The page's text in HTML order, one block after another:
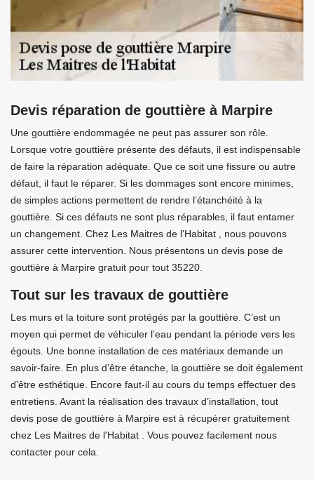
Devis réparation de gouttière à Marpire
Une gouttière endommagée ne peut pas assurer son rôle.
Lorsque votre gouttière présente des défauts, il est indispensable
de faire la réparation adéquate. Que ce soit une fissure ou autre
défaut, il faut le réparer. Si les dommages sont encore minimes,
de simples actions permettent de rendre l’étanchéité à la
gouttière. Si ces défauts ne sont plus réparables, il faut entamer
un changement. Chez Les Maitres de l'Habitat , nous pouvons
assurer cette intervention. Nous présentons un devis pose de
gouttière à Marpire gratuit pour tout 35220.
Tout sur les travaux de gouttière
Les murs et la toiture sont protégés par la gouttière. C’est un
moyen qui permet de véhiculer l’eau pendant la période vers les
égouts. Une bonne installation de ces matériaux demande un
savoir-faire. En plus d’être étanche, la gouttière se doit également
d’être esthétique. Encore faut-il au cours du temps effectuer des
entretiens. Avant la réalisation des travaux d’installation, tout
devis pose de gouttière à Marpire est à récupérer gratuitement
chez Les Maitres de l'Habitat . Vous pouvez facilement nous
contacter pour cela.